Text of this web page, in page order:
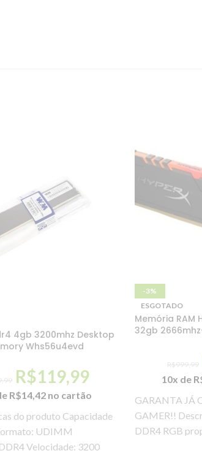
4gb 3200mhz Desktop
Whs56u4evd
R$119,99
R$14,42 no cartão
do produto Capacidade
UDIMM
Velocidade: 3200
-3%
ESGOTADO
Memória RAM
32gb
R$999,99
10x de
GARANTA JÁ
GAMER!!
DDR4 RGB